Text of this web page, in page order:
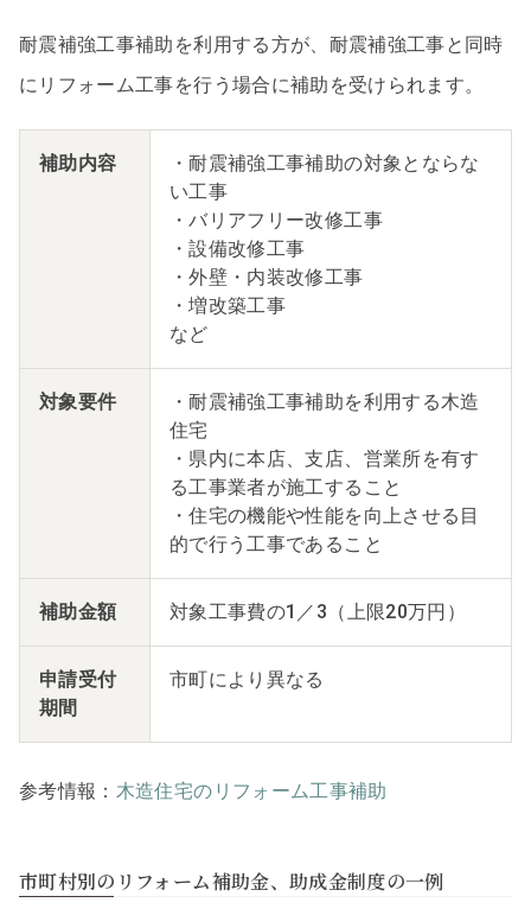
耐震補強工事補助を利用する方が、耐震補強工事と同時
にリフォーム工事を行う場合に補助を受けられます。
補助内容
・耐震補強工事補助の対象とならな
い工事
・バリアフリー改修工事
・設備改修工事
・外壁・内装改修工事
・増改築工事
など
対象要件
・耐震補強工事補助を利用する木造
住宅
・県内に本店、支店、営業所を有す
る工事業者が施工すること
・住宅の機能や性能を向上させる目
的で行う工事であること
補助金額 対象工事費の1／3（上限20万円）
申請受付
期間
市町により異なる
参考情報： 木造住宅のリフォーム工事補助
市町村別のリフォーム補助金、助成金制度の一例